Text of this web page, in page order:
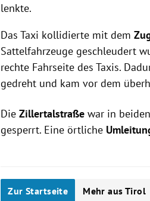
lenkte.
Das Taxi kollidierte mit dem
Sattelfahrzeuge geschleudert
rechte Fahrseite des Taxis.
gedreht und kam vor dem
DieZillertalstraßewar in
gesperrt. Eine örtliche
Zur Startseite Mehr aus Tirol